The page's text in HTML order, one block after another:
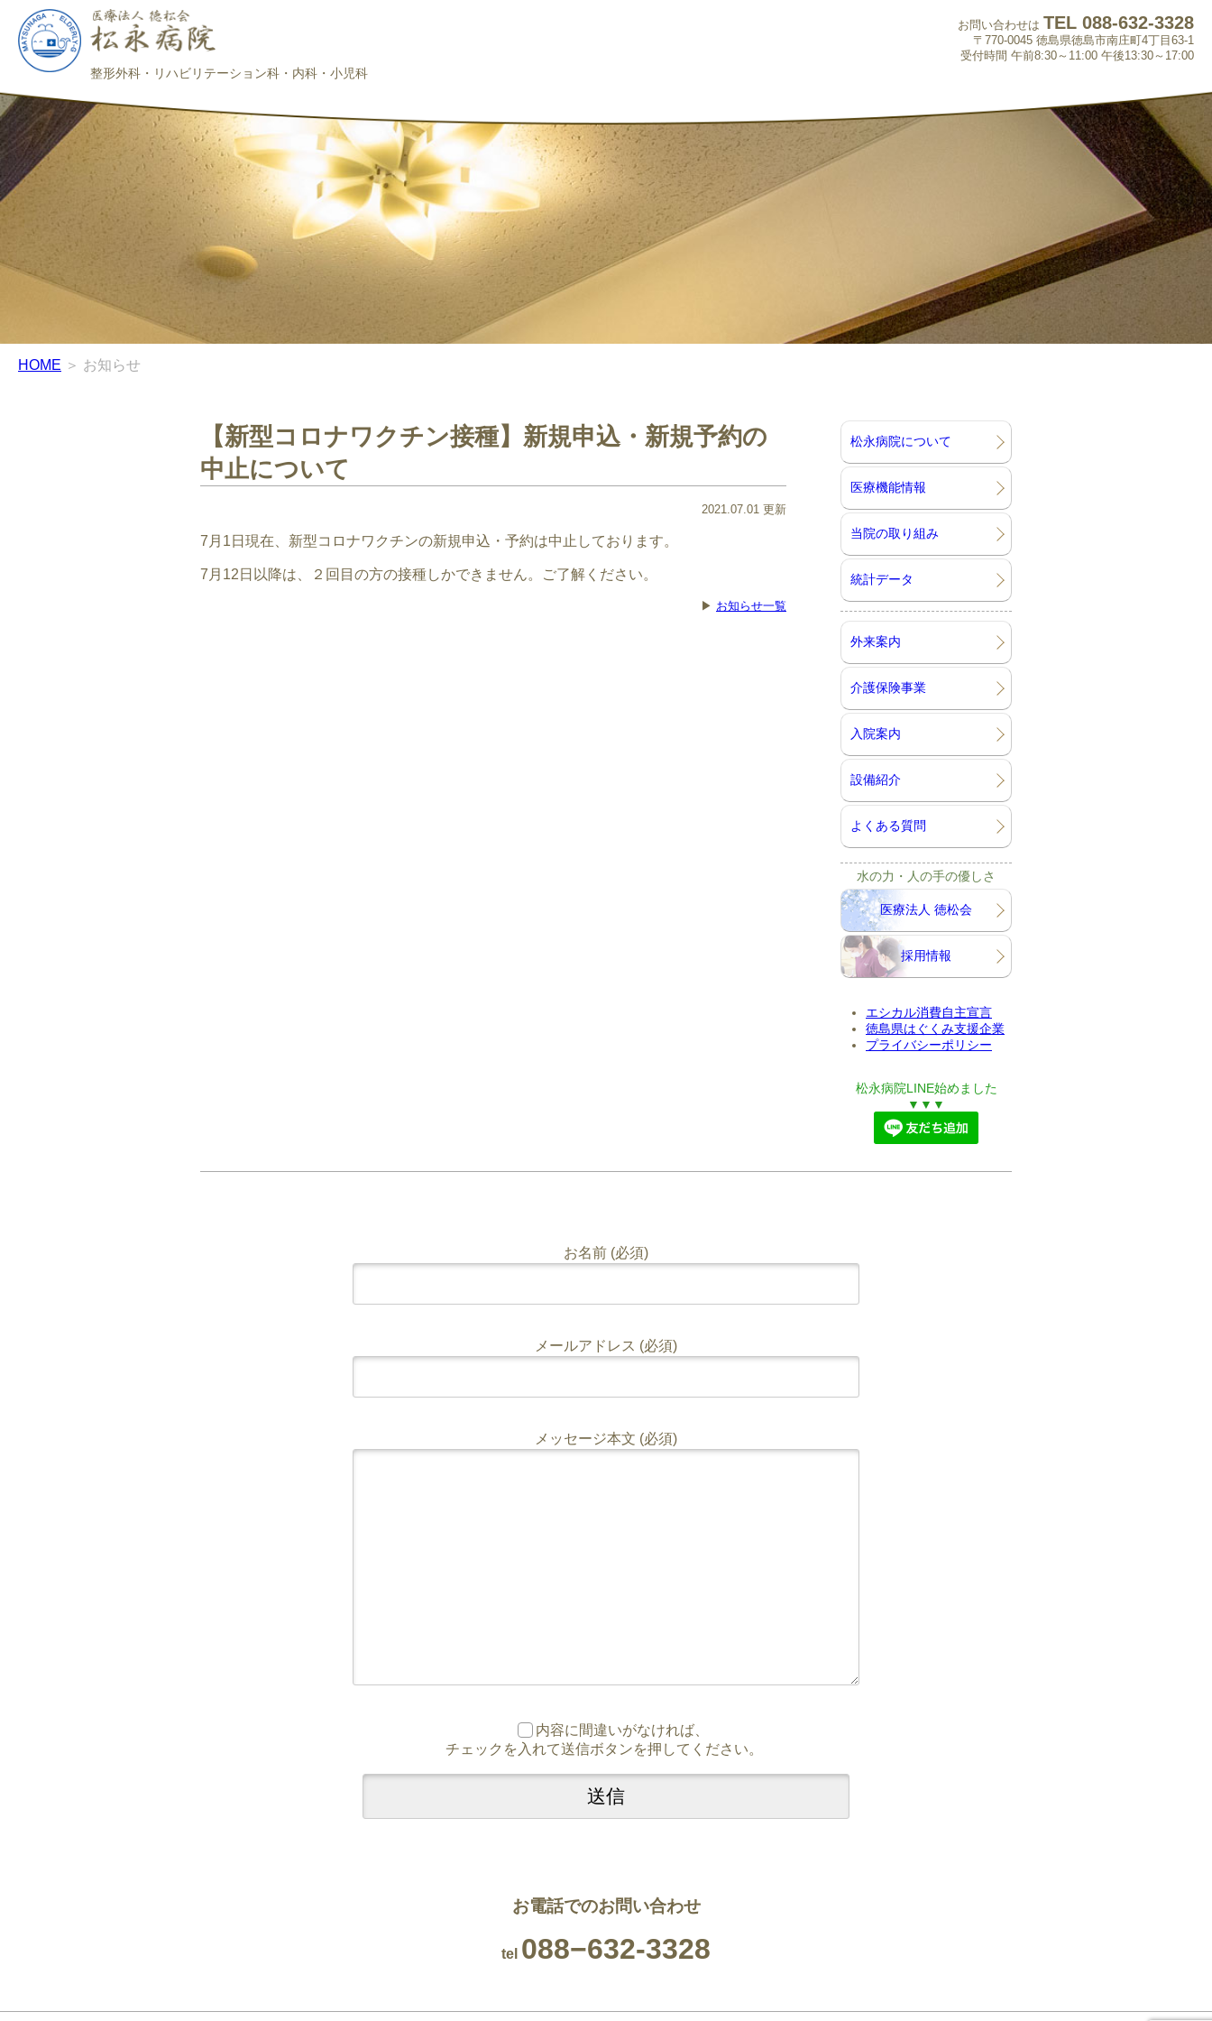
整形外科・リハビリテーション科・内科・小児科
お問い合わせは TEL 088-632-3328
〒770-0045 徳島県徳島市南庄町4丁目63-1
受付時間 午前8:30～11:00 午後13:30～17:00
HOME ＞ お知らせ
【新型コロナワクチン接種】新規申込・新規予約の
中止について
2021.07.01 更新
7月1日現在、新型コロナワクチンの新規申込・予約は中止しております。
7月12日以降は、２回目の方の接種しかできません。ご了解ください。
▶ お知らせ一覧
松永病院について
医療機能情報
当院の取り組み
統計データ
外来案内
介護保険事業
入院案内
設備紹介
よくある質問
水の力・人の手の優しさ
医療法人 徳松会
採用情報
エシカル消費自主宣言
徳島県はぐくみ支援企業
プライバシーポリシー
松永病院LINE始めました
▼▼▼
お名前 (必須)
メールアドレス (必須)
メッセージ本文 (必須)
内容に間違いがなければ、
チェックを入れて送信ボタンを押してください。
お電話でのお問い合わせ
tel 088−632-3328